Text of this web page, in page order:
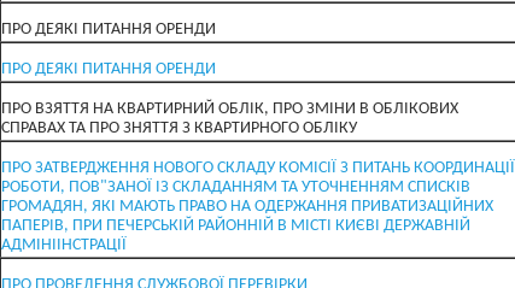
ПРО ДЕЯКІ ПИТАННЯ ОРЕНДИ
ПРО ДЕЯКІ ПИТАННЯ ОРЕНДИ
ПРО ВЗЯТТЯ НА КВАРТИРНИЙ ОБЛІК, ПРО ЗМІНИ В ОБЛІКОВИХ
СПРАВАХ ТА ПРО ЗНЯТТЯ З КВАРТИРНОГО ОБЛІКУ
ПРО ЗАТВЕРДЖЕННЯ НОВОГО СКЛАДУ КОМІСІЇ З ПИТАНЬ КООРДИНАЦІЇ
РОБОТИ, ПОВ"ЗАНОЇ ІЗ СКЛАДАННЯМ ТА УТОЧНЕННЯМ СПИСКІВ
ГРОМАДЯН, ЯКІ МАЮТЬ ПРАВО НА ОДЕРЖАННЯ ПРИВАТИЗАЦІЙНИХ
ПАПЕРІВ, ПРИ ПЕЧЕРСЬКІЙ РАЙОННІЙ В МІСТІ КИЄВІ ДЕРЖАВНІЙ
АДМІНІІНСТРАЦІЇ